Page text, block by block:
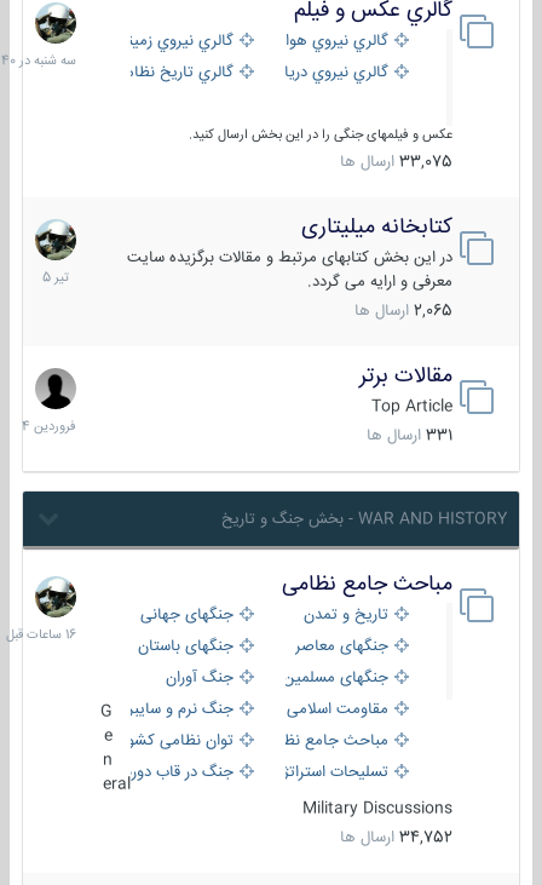
گالري عكس و فيلم
گالري نيروي هوايي
گالري نيروي زميني
گالري نيروي دريايي
گالري تاریخ نظامی
عکس و فیلمهای جنگی را در این بخش ارسال کنید.
33,075 ارسال ها
سه
شنبه
در
کتابخانه میلیتاری
در این بخش کتابهای مرتبط و مقالات برگزیده سایت
معرفی و ارایه می گردد.
2,065 ارسال ها
16
تیر
1405
مقالات برتر
Top Article
331 ارسال ها
29
فروردین
1404
WAR AND HISTORY - بخش جنگ و تاریخ
مباحث جامع نظامی
تاریخ و تمدن
جنگهای جهانی
جنگهای معاصر
جنگهای باستان
جنگهای مسلمین
جنگ آوران
مقاومت اسلامی
جنگ نرم و سایبری
مباحث جامع نظامی
توان نظامی کشورها
تسلیحات استراتژیک
جنگ در قاب دوربین
eral
Military Discussions
34,752 ارسال ها
16
ساعات
قبل